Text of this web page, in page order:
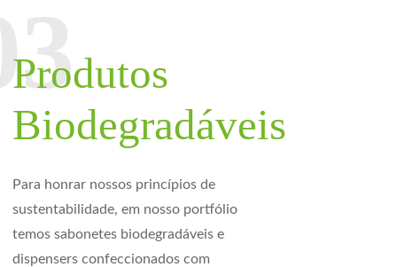
Produtos
Biodegradáveis
Para honrar nossos princípios de
sustentabilidade, em nosso portfólio
temos sabonetes biodegradáveis e
dispensers confeccionados com